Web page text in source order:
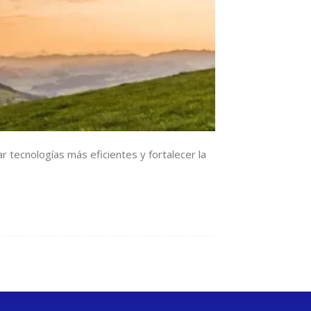
tecnologías más eficientes y fortalecer la